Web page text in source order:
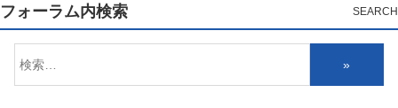
フォーラム内検索